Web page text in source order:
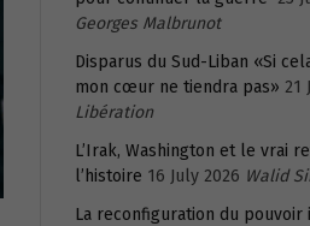
Georges Malbrunot
Disparus du Sud-Liban «Si
mon cœur ne tiendra pas» 21
Libération
L’Irak, Washington et le vrai
l’histoire 16 July 2026 Walid
La reconfiguration du pouvoir